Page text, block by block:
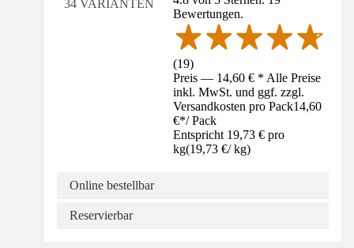
34 VARIANTEN
Bewertungen.
(19)
Preis — 14,60 € * Alle Preise
inkl. MwSt. und ggf. zzgl.
Versandkosten pro Pack14,60
€*/ Pack
Entspricht 19,73 € pro
kg(19,73 €/ kg)
Online bestellbar
Reservierbar